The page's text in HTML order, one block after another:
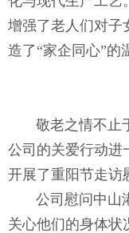
增强了老人们对子
造了“家企同心”的
敬老之情不止于
公司的关爱行动进
开展了重阳节走访
公司慰问中山港
关心他们的身体状